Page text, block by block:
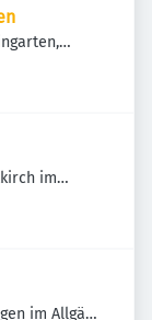
im
im Allgäu,